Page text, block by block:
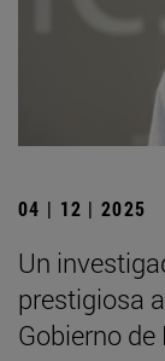
04 | 12 | 2025
Un
prestigiosa
Gobierno de